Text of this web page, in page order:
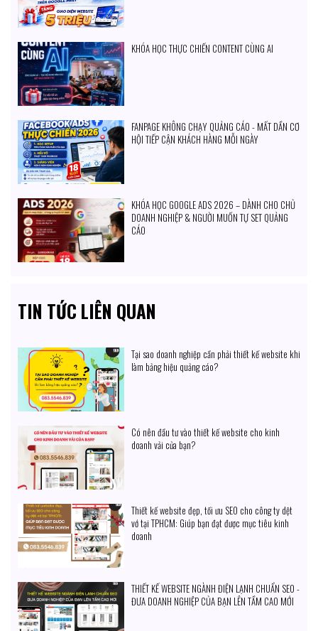
KHÓA HỌC THỰC CHIẾN CONTENT CÙNG AI
FANPAGE KHÔNG CHẠY QUẢNG CÁO - MẤT DẦN CƠ
HỘI TIẾP CẬN KHÁCH HÀNG MỖI NGÀY
KHÓA HỌC GOOGLE ADS 2026 – DÀNH CHO CHỦ
DOANH NGHIỆP & NGƯỜI MUỐN TỰ SET QUẢNG
CÁO
TIN TỨC LIÊN QUAN
Tại sao doanh nghiệp cần phải thiết kế website khi
làm bảng hiệu quảng cáo?
Có nên đầu tư vào thiết kế website cho kinh
doanh vải của bạn?
Thiết kế website đẹp, tối ưu SEO cho công ty dệt
vớ tại TPHCM: Giúp bạn đạt được mục tiêu kinh
doanh
THIẾT KẾ WEBSITE NGÀNH ĐIỆN LẠNH CHUẨN SEO -
ĐƯA DOANH NGHIỆP CỦA BẠN LÊN TẦM CAO MỚI